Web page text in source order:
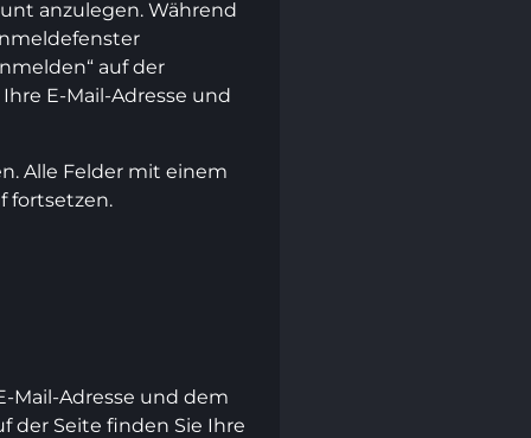
anzulegen. Während
auf der
E-Mail-Adresse und
Alle Felder mit einem
fortsetzen.
Mail-Adresse und dem
der Seite finden Sie Ihre